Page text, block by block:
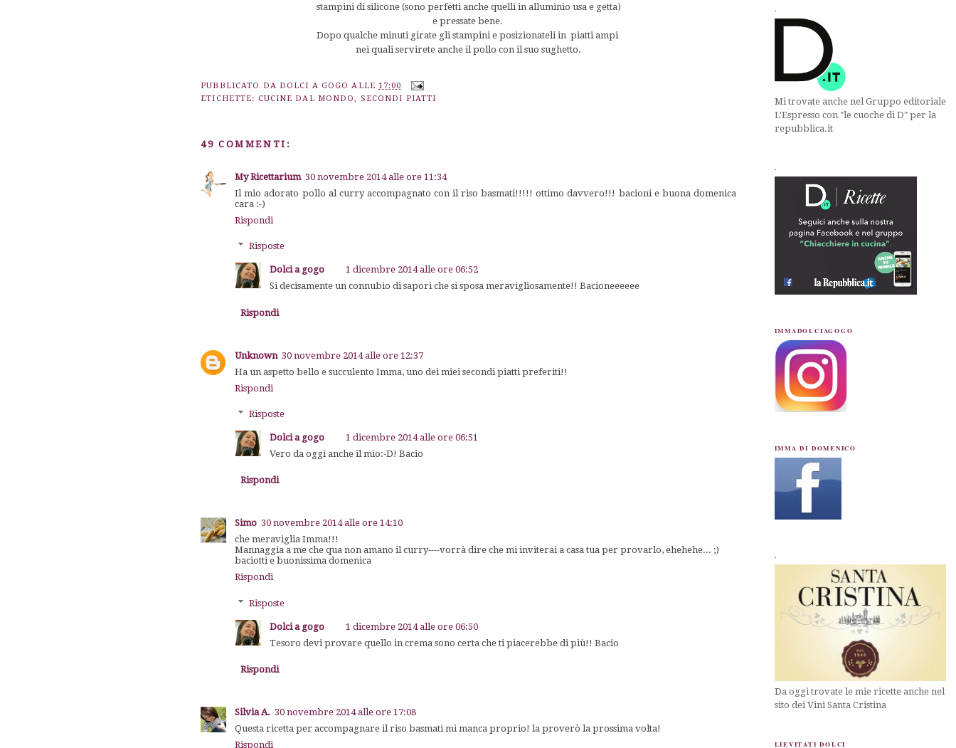
stampini di silicone (sono perfetti anche quelli in alluminio usa e getta)
e pressate bene.
Dopo qualche minuti girate gli stampini e posizionateli in piatti ampi
nei quali servirete anche il pollo con il suo sughetto.
PUBBLICATO DA DOLCI A GOGO ALLE 17:00
ETICHETTE: CUCINE DAL MONDO SECONDI PIATTI
49 COMMENTI:
My Ricettarium 30 novembre 2014 alle ore 11:34
Il mio adorato pollo al curry accompagnato con il riso basmati!!!!! ottimo davvero!!! bacioni e buona domenica
cara :-)
Rispondi
Risposte
Dolci a gogo
1 dicembre 2014 alle ore 06:52
Si decisamente un connubio di sapori che si sposa meravigliosamente!! Bacioneeeeee
Rispondi
Unknown 30 novembre 2014 alle ore 12:37
Ha un aspetto bello e succulento Imma, uno dei miei secondi piatti preferiti!!
Rispondi
Risposte
Dolci a gogo
1 dicembre 2014 alle ore 06:51
Vero da oggi anche il mio:-D! Bacio
Rispondi
Simo 30 novembre 2014 alle ore 14:10
che meraviglia Imma!!!
Mannaggia a me che qua non amano il curry----vorrà dire che mi inviterai a casa tua per provarlo, ehehehe... ;)
baciotti e buonissima domenica
Rispondi
Risposte
Dolci a gogo
1 dicembre 2014 alle ore 06:50
Tesoro devi provare quello in crema sono certa che ti piacerebbe di più!! Bacio
Rispondi
Silvia A. 30 novembre 2014 alle ore 17:08
Questa ricetta per accompagnare il riso basmati mi manca proprio! la proverò la prossima volta!
Rispondi
.
Mi trovate anche nel Gruppo editoriale
L'Espresso con "le cuoche di D" per la
repubblica.it
.
IMMADOLCIAGOGO
IMMA DI DOMENICO
.
Da oggi trovate le mie ricette anche nel
sito dei Vini Santa Cristina
LIEVITATI DOLCI